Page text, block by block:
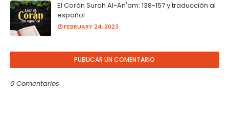
El Corán Surah Al-An'am: 138-157 y traducción al
español
FEBRUARY 24, 2023
PUBLICAR UN COMENTARIO
0 Comentarios